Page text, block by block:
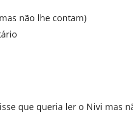
não lhe contam)
que queria ler o Nivi mas